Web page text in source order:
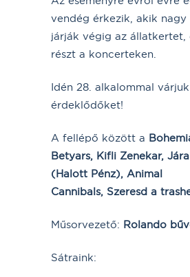
vendég érkezik, akik nagy
járják végig az állatkertet,
részt a koncerteken.
Idén 28. alkalommal
érdeklődőket!
A fellépő között a
Betyars, Kifli Zenekar,
(Halott Pénz), Animal
Cannibals, Szeresd a
Műsorvezető: Rolando
Sátraink: